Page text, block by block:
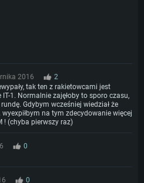
2016
2
tak ten z rakietowcami jest
IT-1. Normalnie zajęłoby to sporo czasu,
Gdybym wcześniej wiedział że
na tym zdecydowanie więcej
! (chyba pierwszy raz)
0
0